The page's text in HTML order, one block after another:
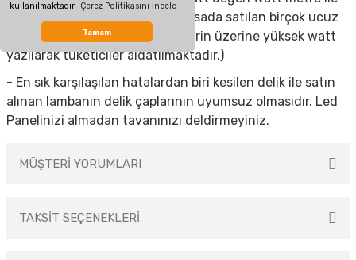
kullanılmaktadır. Çerez Politikasını İncele
Tamam
ölçülerek doğrulanmalıdır. (Piyasada satılan birçok ucuz
led panelde düşük wattlı ürünlerin üzerine yüksek watt
yazılarak tüketiciler aldatılmaktadır.)
- En sık karşılaşılan hatalardan biri kesilen delik ile satın
alınan lambanın delik çaplarının uyumsuz olmasıdır. Led
Panelinizi almadan tavanınızı deldirmeyiniz.
MÜŞTERİ YORUMLARI
TAKSİT SEÇENEKLERİ